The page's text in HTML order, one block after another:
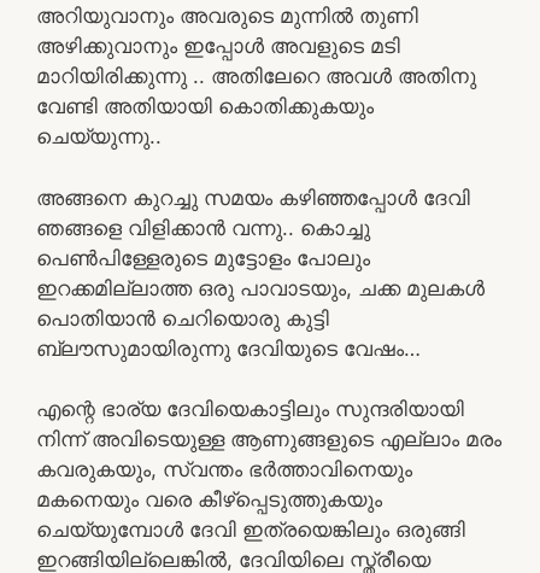
അറിയുവാനും അവരുടെ മുന്നിൽ തുണി
അഴിക്കുവാനും ഇപ്പോൾ അവളുടെ മടി
മാറിയിരിക്കുന്നു .. അതിലേറെ അവൾ അതിനു
വേണ്ടി അതിയായി കൊതിക്കുകയും
ചെയ്യുന്നു..
അങ്ങനെ കുറച്ചു സമയം കഴിഞ്ഞപ്പോൾ ദേവി
ഞങ്ങളെ വിളിക്കാൻ വന്നു.. കൊച്ചു
പെൺപിള്ളേരുടെ മുട്ടോളം പോലും
ഇറക്കമില്ലാത്ത ഒരു പാവാടയും, ചക്ക മുലകൾ
പൊതിയാൻ ചെറിയൊരു കുട്ടി
ബ്ലൗസുമായിരുന്നു ദേവിയുടെ വേഷം…
എന്റെ ഭാര്യ ദേവിയെകാട്ടിലും സുന്ദരിയായി
നിന്ന് അവിടെയുള്ള ആണുങ്ങളുടെ എല്ലാം മരം
കവരുകയും, സ്വന്തം ഭർത്താവിനെയും
മകനെയും വരെ കീഴ്പ്പെടുത്തുകയും
ചെയ്യുമ്പോൾ ദേവി ഇത്രയെങ്കിലും ഒരുങ്ങി
ഇറങ്ങിയില്ലെങ്കിൽ, ദേവിയിലെ സ്ത്രീയെ